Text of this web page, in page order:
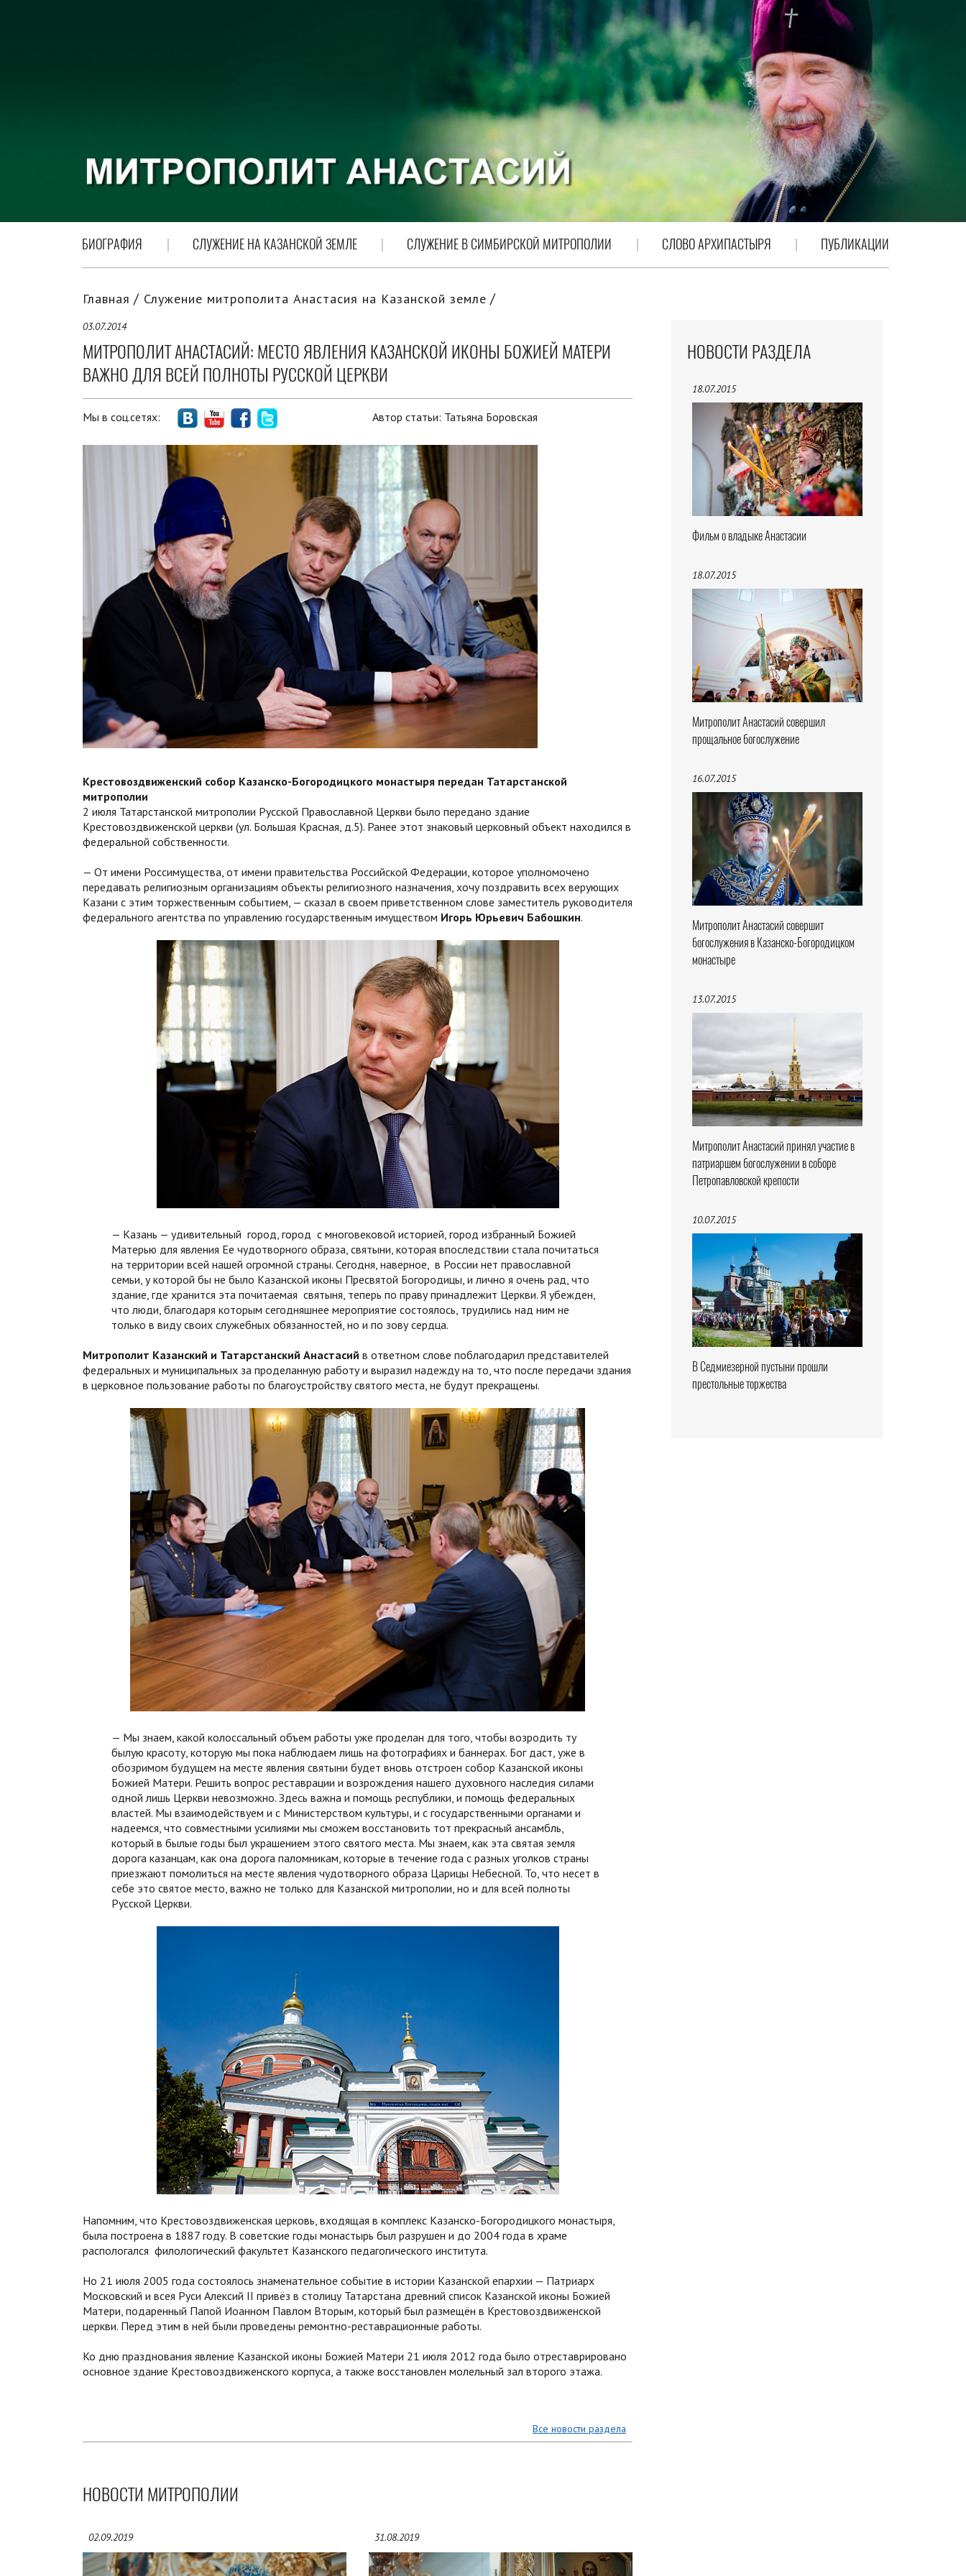
БИОГРАФИЯ СЛУЖЕНИЕ НА КАЗАНСКОЙ ЗЕМЛЕ СЛУЖЕНИЕ В СИМБИРСКОЙ МИТРОПОЛИИ СЛОВО АРХИПАСТЫРЯ ПУБЛИКАЦИИ
НОВОСТИ РАЗДЕЛА
18.07.2015
Фильм о владыке Анастасии
18.07.2015
Митрополит Анастасий совершил
прощальное богослужение
16.07.2015
Митрополит Анастасий совершит
богослужения в Казанско-Богородицком
монастыре
13.07.2015
Митрополит Анастасий принял участие в
патриаршем богослужении в соборе
Петропавловской крепости
10.07.2015
В Седмиезерной пустыни прошли
престольные торжества
Главная Служение митрополита Анастасия на Казанской земле
03.07.2014
МИТРОПОЛИТ АНАСТАСИЙ: МЕСТО ЯВЛЕНИЯ КАЗАНСКОЙ ИКОНЫ БОЖИЕЙ МАТЕРИ
ВАЖНО ДЛЯ ВСЕЙ ПОЛНОТЫ РУССКОЙ ЦЕРКВИ
Мы в соц.сетях: Автор статьи: Татьяна Боровская
Крестовоздвиженский собор Казанско-Богородицкого монастыря передан Татарстанской
митрополии
2 июля Татарстанской митрополии Русской Православной Церкви было передано здание
Крестовоздвиженской церкви (ул. Большая Красная, д.5). Ранее этот знаковый церковный объект находился в
федеральной собственности.
— От имени Россимущества, от имени правительства Российской Федерации, которое уполномочено
передавать религиозным организациям объекты религиозного назначения, хочу поздравить всех верующих
Казани с этим торжественным событием, — сказал в своем приветственном слове заместитель руководителя
федерального агентства по управлению государственным имуществом Игорь Юрьевич Бабошкин.
— Казань — удивительный город, город с многовековой историей, город избранный Божией
Матерью для явления Ее чудотворного образа, святыни, которая впоследствии стала почитаться
на территории всей нашей огромной страны. Сегодня, наверное, в России нет православной
семьи, у которой бы не было Казанской иконы Пресвятой Богородицы, и лично я очень рад, что
здание, где хранится эта почитаемая святыня, теперь по праву принадлежит Церкви. Я убежден,
что люди, благодаря которым сегодняшнее мероприятие состоялось, трудились над ним не
только в виду своих служебных обязанностей, но и по зову сердца.
Митрополит Казанский и Татарстанский Анастасий в ответном слове поблагодарил представителей
федеральных и муниципальных за проделанную работу и выразил надежду на то, что после передачи здания
в церковное пользование работы по благоустройству святого места, не будут прекращены.
— Мы знаем, какой колоссальный объем работы уже проделан для того, чтобы возродить ту
былую красоту, которую мы пока наблюдаем лишь на фотографиях и баннерах. Бог даст, уже в
обозримом будущем на месте явления святыни будет вновь отстроен собор Казанской иконы
Божией Матери. Решить вопрос реставрации и возрождения нашего духовного наследия силами
одной лишь Церкви невозможно. Здесь важна и помощь республики, и помощь федеральных
властей. Мы взаимодействуем и с Министерством культуры, и с государственными органами и
надеемся, что совместными усилиями мы сможем восстановить тот прекрасный ансамбль,
который в былые годы был украшением этого святого места. Мы знаем, как эта святая земля
дорога казанцам, как она дорога паломникам, которые в течение года с разных уголков страны
приезжают помолиться на месте явления чудотворного образа Царицы Небесной. То, что несет в
себе это святое место, важно не только для Казанской митрополии, но и для всей полноты
Русской Церкви.
Напомним, что Крестовоздвиженская церковь, входящая в комплекс Казанско-Богородицкого монастыря,
была построена в 1887 году. В советские годы монастырь был разрушен и до 2004 года в храме
распологался филологический факультет Казанского педагогического института.
Но 21 июля 2005 года состоялось знаменательное событие в истории Казанской епархии — Патриарх
Московский и всея Руси Алексий II привёз в столицу Татарстана древний список Казанской иконы Божией
Матери, подаренный Папой Иоанном Павлом Вторым, который был размещён в Крестовоздвиженской
церкви. Перед этим в ней были проведены ремонтно-реставрационные работы.
Ко дню празднования явление Казанской иконы Божией Матери 21 июля 2012 года было отреставрировано
основное здание Крестовоздвиженского корпуса, а также восстановлен молельный зал второго этажа.
Все новости раздела
НОВОСТИ МИТРОПОЛИИ
02.09.2019 31.08.2019